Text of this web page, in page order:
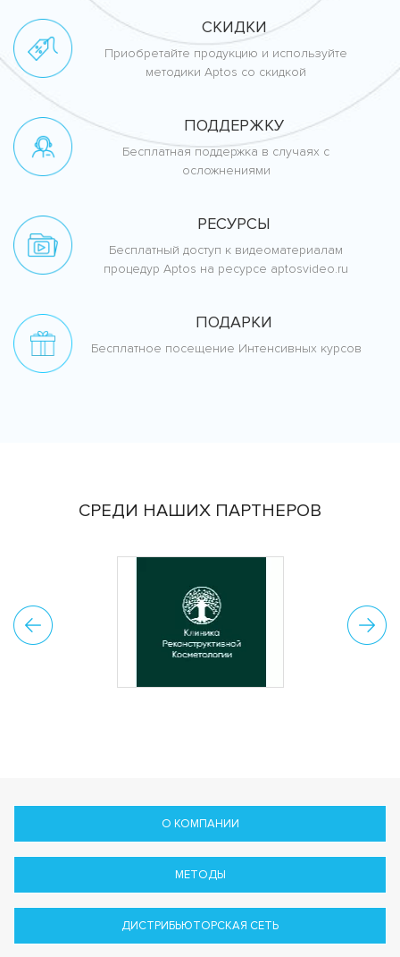
СКИДКИ
Приобретайте продукцию и используйте
методики Aptos со скидкой
ПОДДЕРЖКУ
Бесплатная поддержка в случаях с
осложнениями
РЕСУРСЫ
Бесплатный доступ к видеоматериалам
процедур Aptos на ресурсе aptosvideo.ru
ПОДАРКИ
Бесплатное посещение Интенсивных курсов
СРЕДИ НАШИХ ПАРТНЕРОВ
О КОМПАНИИ
МЕТОДЫ
ДИСТРИБЬЮТОРСКАЯ СЕТЬ